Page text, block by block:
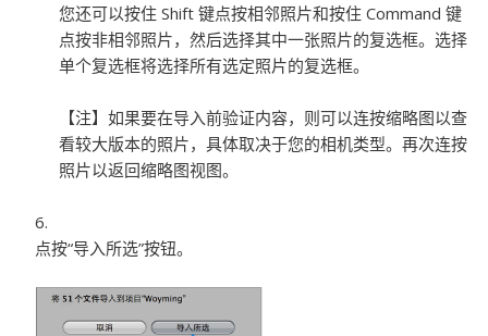
您还可以按住 Shift 键点按相邻照片和按住 Command 键
点按非相邻照片，然后选择其中一张照片的复选框。选择
单个复选框将选择所有选定照片的复选框。
【注】 如果要在导入前验证内容，则可以连按缩略图以查
看较大版本的照片，具体取决于您的相机类型。再次连按
照片以返回缩略图视图。
点按“导入所选”按钮。